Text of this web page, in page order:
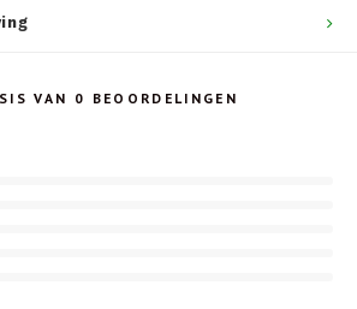
VAN 0 BEOORDELINGEN